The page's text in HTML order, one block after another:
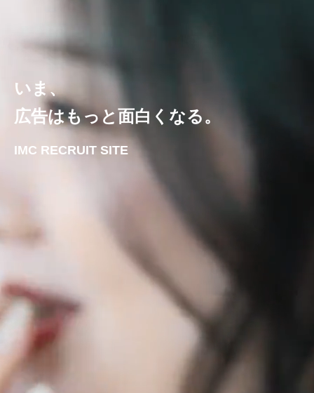
いま、
広告はもっと面白くなる。
IMC RECRUIT SITE